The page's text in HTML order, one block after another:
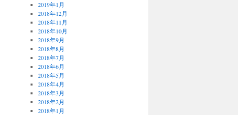
2019年1月
2018年12月
2018年11月
2018年10月
2018年9月
2018年8月
2018年7月
2018年6月
2018年5月
2018年4月
2018年3月
2018年2月
2018年1月